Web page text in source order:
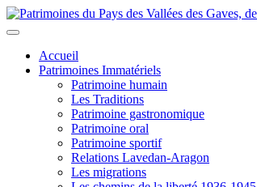
Accueil
Patrimoines Immatériels
Patrimoine humain
Les Traditions
Patrimoine gastronomique
Patrimoine oral
Patrimoine sportif
Relations Lavedan-Aragon
Les migrations